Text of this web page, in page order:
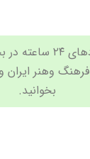
جدیدترین اخبار و
فرهنگ وهنرایران
بخوانید.